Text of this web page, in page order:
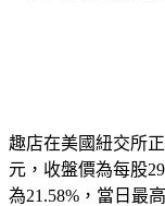
趣店在美國紐交所
元，收盤價為每股
為21.58%，當日最